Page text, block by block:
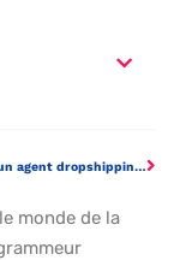
Faire appel à un agent dropshipping expert pour votre boutique Shopify
monde de la